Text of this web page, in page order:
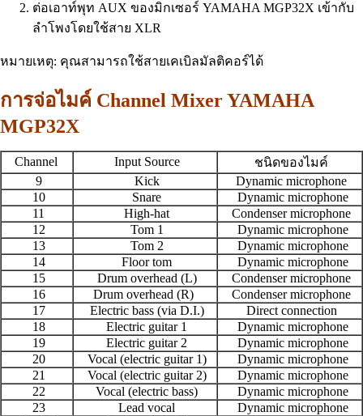
ต่อเอาท์พุท AUX ของมิกเซอร์ YAMAHA MGP32X เข้ากับ
ลำโพงโดยใช้สาย XLR
หมายเหตุ: คุณสามารถใช้สายเคเบิลมัลติคอร์ได้
การจ่อไมค์ Channel Mixer YAMAHA
MGP32X
Channel Input Source
ชนิดของไมค์
9
Kick
Dynamic microphone
10
Snare
Dynamic microphone
11
High-hat
Condenser microphone
12
Tom 1
Dynamic microphone
13
Tom 2
Dynamic microphone
14
Floor tom
Dynamic microphone
15
Drum overhead (L)
Condenser microphone
16
Drum overhead (R)
Condenser microphone
17
Electric bass (via D.I.)
Direct connection
18
Electric guitar 1
Dynamic microphone
19
Electric guitar 2
Dynamic microphone
20
Vocal (electric guitar 1)
Dynamic microphone
21
Vocal (electric guitar 2)
Dynamic microphone
22
Vocal (electric bass)
Dynamic microphone
23
Lead vocal
Dynamic microphone